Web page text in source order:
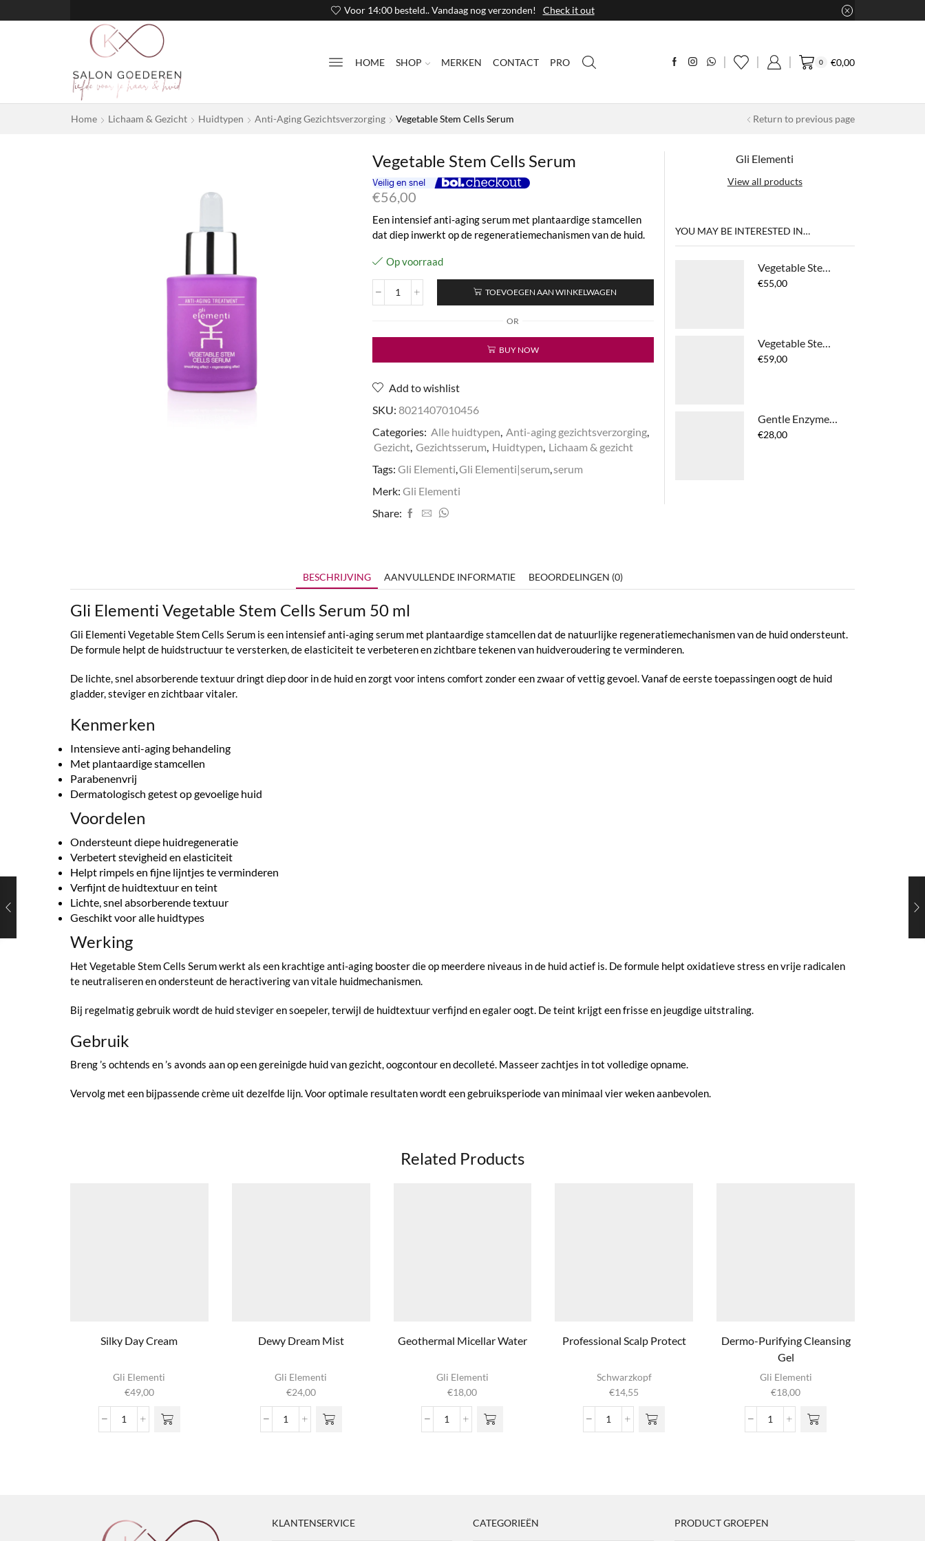
Voor 14:00 besteld.. Vandaag nog verzonden! Check it out
HOME SHOP MERKEN CONTACT PRO 0 €0,00
Home Lichaam & Gezicht Huidtypen Anti-Aging Gezichtsverzorging Vegetable Stem Cells Serum Return to previous page
Vegetable Stem Cells Serum
€56,00
Een intensief anti-aging serum met plantaardige stamcellen
dat diep inwerkt op de regeneratiemechanismen van de huid.
Op voorraad
Vegetable
Serum
TOEVOEGEN AAN WINKELWAGEN
OR
BUY NOW
Add to wishlist
SKU: 8021407010456
Categories: Alle huidtypen, Anti-aging gezichtsverzorging,
Gezicht, Gezichtsserum, Huidtypen, Lichaam & gezicht
Tags: Gli Elementi,Gli Elementi|serum,serum
Merk: Gli Elementi
Share:
Gli Elementi
View all products
YOU MAY BE INTERESTED IN…
Vegetable Stem Cells Eye Contour Treatment
€55,00
Vegetable Stem Cells Cream
€59,00
Gentle Enzyme Peel
€28,00
BESCHRIJVING AANVULLENDE INFORMATIE BEOORDELINGEN (0)
Gli Elementi Vegetable Stem Cells Serum 50 ml
Gli Elementi Vegetable Stem Cells Serum is een intensief anti-aging serum met plantaardige stamcellen dat de natuurlijke regeneratiemechanismen van de huid ondersteunt.
De formule helpt de huidstructuur te versterken, de elasticiteit te verbeteren en zichtbare tekenen van huidveroudering te verminderen.
De lichte, snel absorberende textuur dringt diep door in de huid en zorgt voor intens comfort zonder een zwaar of vettig gevoel. Vanaf de eerste toepassingen oogt de huid
gladder, steviger en zichtbaar vitaler.
Kenmerken
Intensieve anti-aging behandeling
Met plantaardige stamcellen
Parabenenvrij
Dermatologisch getest op gevoelige huid
Voordelen
Ondersteunt diepe huidregeneratie
Verbetert stevigheid en elasticiteit
Helpt rimpels en fijne lijntjes te verminderen
Verfijnt de huidtextuur en teint
Lichte, snel absorberende textuur
Geschikt voor alle huidtypes
Werking
Het Vegetable Stem Cells Serum werkt als een krachtige anti-aging booster die op meerdere niveaus in de huid actief is. De formule helpt oxidatieve stress en vrije radicalen
te neutraliseren en ondersteunt de heractivering van vitale huidmechanismen.
Bij regelmatig gebruik wordt de huid steviger en soepeler, terwijl de huidtextuur verfijnd en egaler oogt. De teint krijgt een frisse en jeugdige uitstraling.
Gebruik
Breng ’s ochtends en ’s avonds aan op een gereinigde huid van gezicht, oogcontour en decolleté. Masseer zachtjes in tot volledige opname.
Vervolg met een bijpassende crème uit dezelfde lijn. Voor optimale resultaten wordt een gebruiksperiode van minimaal vier weken aanbevolen.
Related Products
Silky Day Cream
Gli Elementi
€49,00
Silky
Dewy Dream Mist
Gli Elementi
€24,00
Dewy
Geothermal Micellar Water
Gli Elementi
€18,00
Geothermal
Professional Scalp Protect
Schwarzkopf
€14,55
Professional
Dermo-Purifying Cleansing
Gel
Gli Elementi
€18,00
Dermo-
KLANTENSERVICE CATEGORIEËN PRODUCT GROEPEN